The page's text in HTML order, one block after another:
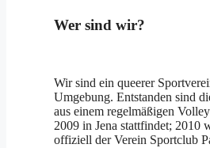
Wer sind wir?
Wir sind ein queerer
Umgebung. Entstanden sind
aus einem regelmäßigen
2009 in Jena stattfindet; 2010
offiziell der Verein Sportclub